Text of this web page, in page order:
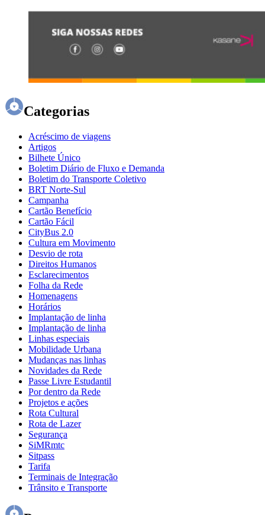
Categorias
Acréscimo de viagens
Artigos
Bilhete Único
Boletim Diário de Fluxo e Demanda
Boletim do Transporte Coletivo
BRT Norte-Sul
Campanha
Cartão Benefício
Cartão Fácil
CityBus 2.0
Cultura em Movimento
Desvio de rota
Direitos Humanos
Esclarecimentos
Folha da Rede
Homenagens
Horários
Implantação de linha
Implantação de linha
Linhas especiais
Mobilidade Urbana
Mudanças nas linhas
Novidades da Rede
Passe Livre Estudantil
Por dentro da Rede
Projetos e ações
Rota Cultural
Rota de Lazer
Segurança
SiMRmtc
Sitpass
Tarifa
Terminais de Integração
Trânsito e Transporte